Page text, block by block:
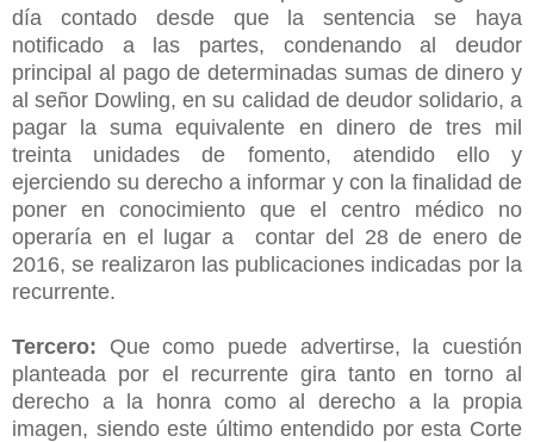
día contado desde que la sentencia se haya
notificado a las partes, condenando al deudor
principal al pago de determinadas sumas de dinero y
al señor Dowling, en su calidad de deudor solidario, a
pagar la suma equivalente en dinero de tres mil
treinta unidades de fomento, atendido ello y
ejerciendo su derecho a informar y con la finalidad de
poner en conocimiento que el centro médico no
operaría en el lugar a contar del 28 de enero de
2016, se realizaron las publicaciones indicadas por la
recurrente.
Tercero: Que como puede advertirse, la cuestión
planteada por el recurrente gira tanto en torno al
derecho a la honra como al derecho a la propia
imagen, siendo este último entendido por esta Corte